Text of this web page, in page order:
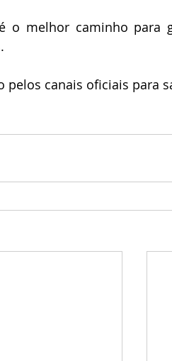
o melhor caminho para
pelos canais oficiais para